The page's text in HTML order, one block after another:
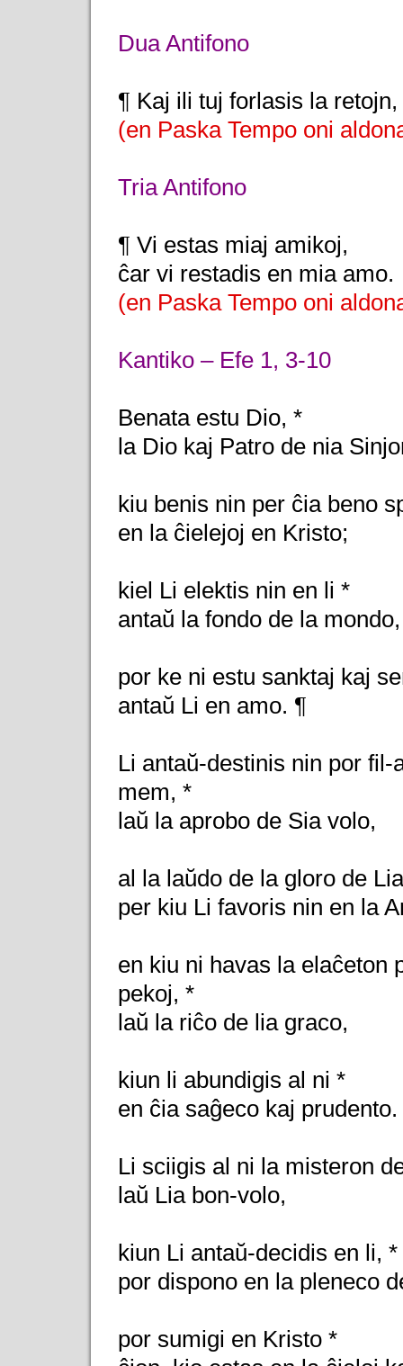
Dua Antifono
¶ Kaj ili tuj forlasis la
(en Paska Tempo oni
Tria Antifono
¶ Vi estas miaj amikoj,
ĉar vi restadis en mia amo.
(en Paska Tempo oni
Kantiko – Efe 1, 3-10
Benata estu Dio, *
la Dio kaj Patro de nia
kiu benis nin per ĉia beno
en la ĉielejoj en Kristo;
kiel Li elektis nin en li *
antaŭ la fondo de la mondo,
por ke ni estu sanktaj kaj
antaŭ Li en amo. ¶
Li antaŭ-destinis nin por
mem, *
laŭ la aprobo de Sia volo,
al la laŭdo de la gloro de
per kiu Li favoris nin en la
en kiu ni havas la elaĉeton
pekoj, *
laŭ la riĉo de lia graco,
kiun li abundigis al ni *
en ĉia saĝeco kaj prudento.
Li sciigis al ni la misteron
laŭ Lia bon-volo,
kiun Li antaŭ-decidis en li, *
por dispono en la pleneco
por sumigi en Kristo *